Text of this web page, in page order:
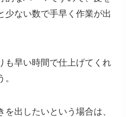
少ない数で手早く作業が出
も早い時間で仕上げてくれ
出したいという場合は、